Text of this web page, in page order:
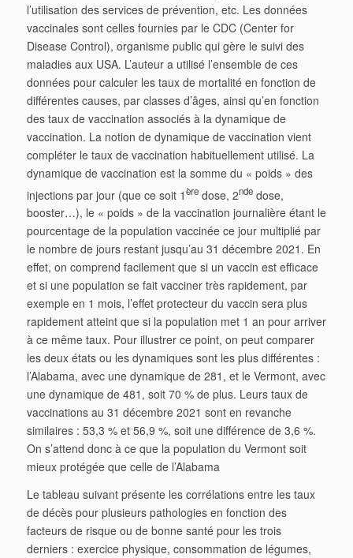
l’utilisation des services de prévention, etc. Les données
vaccinales sont celles fournies par le CDC (Center for
Disease Control), organisme public qui gère le suivi des
maladies aux USA. L’auteur a utilisé l’ensemble de ces
données pour calculer les taux de mortalité en fonction de
différentes causes, par classes d’âges, ainsi qu’en fonction
des taux de vaccination associés à la dynamique de
vaccination. La notion de dynamique de vaccination vient
compléter le taux de vaccination habituellement utilisé. La
dynamique de vaccination est la somme du « poids » des
injections par jour (que ce soit 1èredose, 2ndedose,
booster…), le « poids » de la vaccination journalière étant le
pourcentage de la population vaccinée ce jour multiplié par
le nombre de jours restant jusqu’au 31 décembre 2021. En
effet, on comprend facilement que si un vaccin est efficace
et si une population se fait vacciner très rapidement, par
exemple en 1 mois, l’effet protecteur du vaccin sera plus
rapidement atteint que si la population met 1 an pour arriver
à ce même taux. Pour illustrer ce point, on peut comparer
les deux états ou les dynamiques sont les plus différentes :
l’Alabama, avec une dynamique de 281, et le Vermont, avec
une dynamique de 481, soit 70 % de plus. Leurs taux de
vaccinations au 31 décembre 2021 sont en revanche
similaires : 53,3 % et 56,9 %, soit une différence de 3,6 %.
On s’attend donc à ce que la population du Vermont soit
mieux protégée que celle de l’Alabama
Le tableau suivant présente les corrélations entre les taux
de décès pour plusieurs pathologies en fonction des
facteurs de risque ou de bonne santé pour les trois
derniers : exercice physique, consommation de légumes,